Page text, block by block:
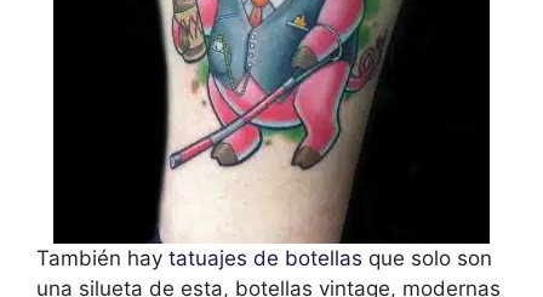
También hay tatuajes de botellas que solo son
una silueta de esta, botellas vintage, modernas